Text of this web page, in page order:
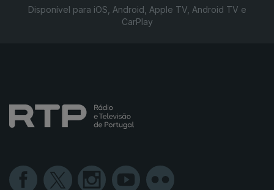
Disponível para iOS, Android, Apple TV, Android TV e
CarPlay